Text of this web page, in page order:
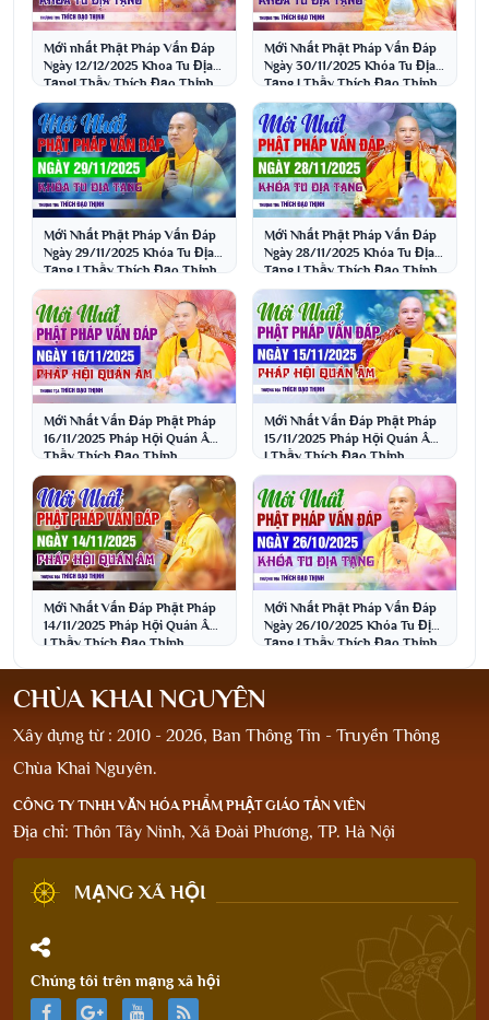
Mới nhất Phật Pháp Vấn Đáp
Ngày 12/12/2025 Khoa Tu Địa
Tạng| Thầy Thích Đạo Thịnh
Mới Nhất Phật Pháp Vấn Đáp
Ngày 30/11/2025 Khóa Tu Địa
Tạng | Thầy Thích Đạo Thịnh
Mới Nhất Phật Pháp Vấn Đáp
Ngày 29/11/2025 Khóa Tu Địa
Tạng | Thầy Thích Đạo Thịnh
Mới Nhất Phật Pháp Vấn Đáp
Ngày 28/11/2025 Khóa Tu Địa
Tạng | Thầy Thích Đạo Thịnh
Mới Nhất Vấn Đáp Phật Pháp
16/11/2025 Pháp Hội Quán Âm|
Thầy Thích Đạo Thịnh
Mới Nhất Vấn Đáp Phật Pháp
15/11/2025 Pháp Hội Quán Âm
| Thầy Thích Đạo Thịnh
Mới Nhất Vấn Đáp Phật Pháp
14/11/2025 Pháp Hội Quán Âm
| Thầy Thích Đạo Thịnh
Mới Nhất Phật Pháp Vấn Đáp
Ngày 26/10/2025 Khóa Tu Địa
Tạng | Thầy Thích Đạo Thịnh
CHÙA KHAI NGUYÊN
Xây dựng từ : 2010 - 2026, Ban Thông Tin - Truyền Thông
Chùa Khai Nguyên.
CÔNG TY TNHH VĂN HÓA PHẨM PHẬT GIÁO TẢN VIÊN
Địa chỉ: Thôn Tây Ninh, Xã Đoài Phương, TP. Hà Nội
MẠNG XÃ HỘI
Chúng tôi trên mạng xã hội